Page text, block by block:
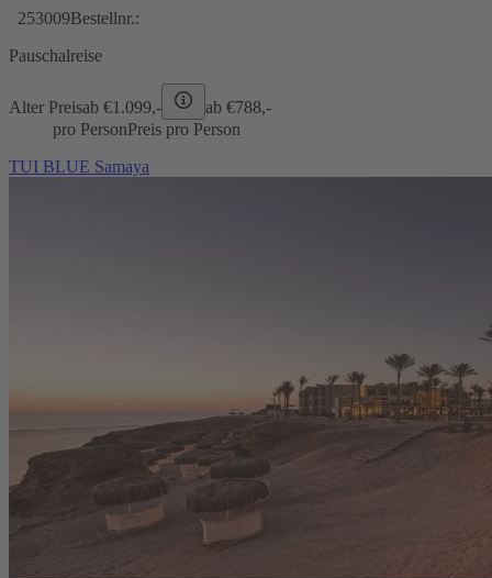
253009Bestellnr.:
Pauschalreise
Alter Preisab €1.099,- ab €788,-
pro PersonPreis pro Person
TUI BLUE Samaya